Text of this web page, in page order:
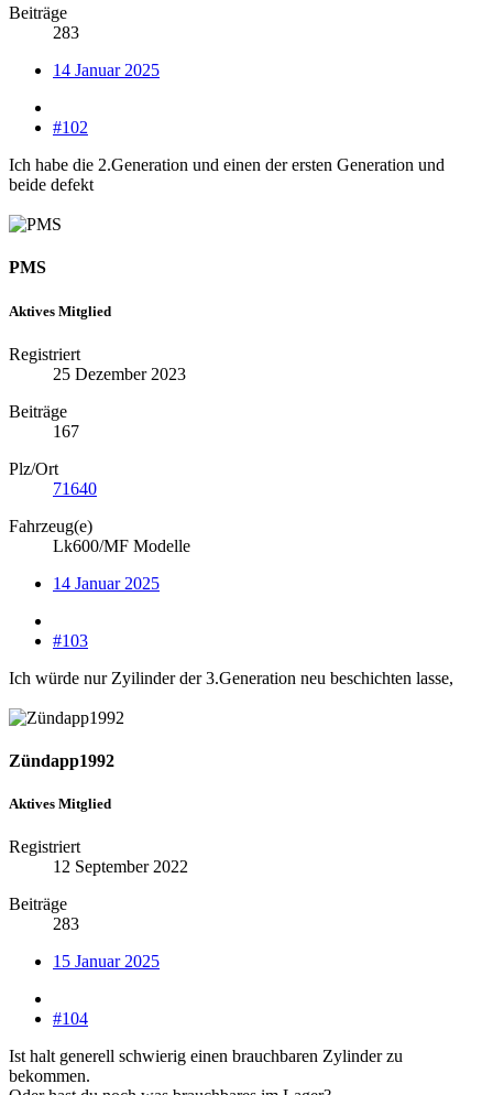
Beiträge
283
14 Januar 2025
#102
Ich habe die 2.Generation und einen der ersten Generation und
beide defekt
PMS
Aktives Mitglied
Registriert
25 Dezember 2023
Beiträge
167
Plz/Ort
71640
Fahrzeug(e)
Lk600/MF Modelle
14 Januar 2025
#103
Ich würde nur Zyilinder der 3.Generation neu beschichten lasse,
Zündapp1992
Aktives Mitglied
Registriert
12 September 2022
Beiträge
283
15 Januar 2025
#104
Ist halt generell schwierig einen brauchbaren Zylinder zu
bekommen.